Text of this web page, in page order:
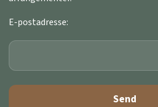
E-postadresse: